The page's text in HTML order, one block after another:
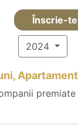
Înscrie-te
2024
premiate